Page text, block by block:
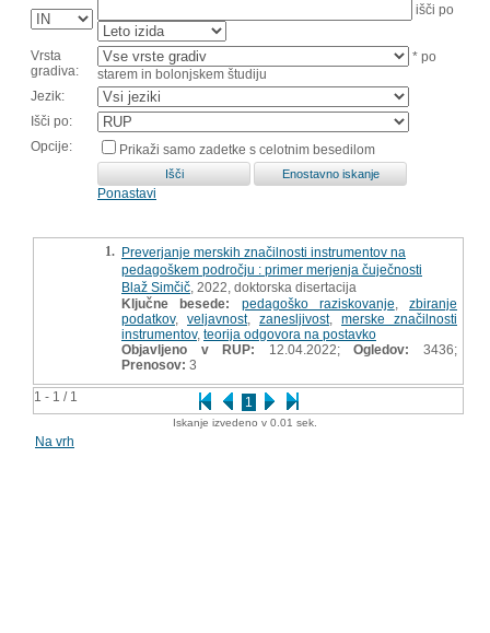
išči po
Vrsta
gradiva:
* po
starem in bolonjskem študiju
Jezik:
Išči po:
Opcije:
Prikaži samo zadetke s celotnim besedilom
Ponastavi
1 - 1 / 1 1
1. Preverjanje merskih značilnosti instrumentov na
pedagoškem področju : primer merjenja čuječnosti
Blaž Simčič , 2022, doktorska disertacija
Ključne besede:
pedagoško raziskovanje
zbiranje
podatkov, veljavnost, zanesljivost, merske značilnosti
instrumentov, teorija odgovora na postavko
Objavljeno v RUP: 12.04.2022;Ogledov:
3436;
Prenosov: 3
Iskanje izvedeno v 0.01 sek.
Na vrh